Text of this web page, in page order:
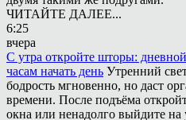
ЧИТАЙТЕ ДАЛЕЕ...
6:25
вчера
С утра откройте шторы:
часам начать день Утренний
бодрость мгновенно, но даст
времени. После подъёма
окна или ненадолго выйдите на